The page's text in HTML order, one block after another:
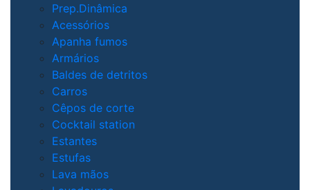
Prep.Dinâmica
Acessórios
Apanha fumos
Armários
Baldes de detritos
Carros
Cêpos de corte
Cocktail station
Estantes
Estufas
Lava mãos